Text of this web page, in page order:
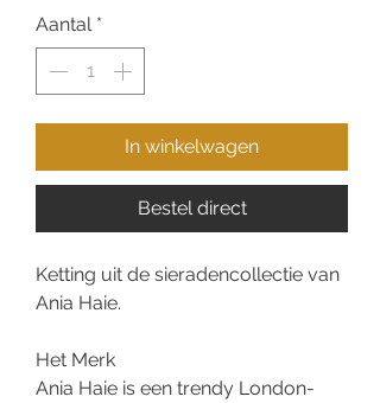
Aantal *
In winkelwagen
Bestel direct
Ketting uit de sieradencollectie van
Ania Haie.
Het Merk
Ania Haie is een trendy London-